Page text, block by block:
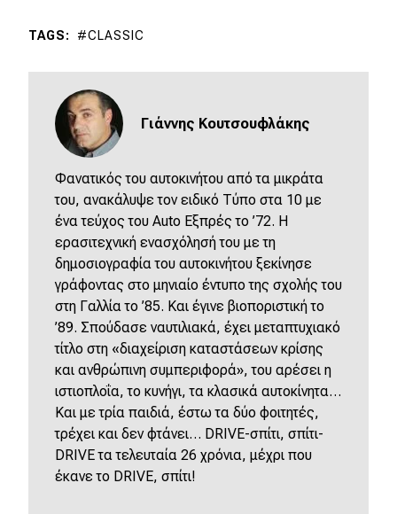
TAGS CLASSIC
Γιάννης Κουτσουφλάκης
Φανατικός του αυτοκινήτου από τα μικράτα
του, ανακάλυψε τον ειδικό Τύπο στα 10 με
ένα τεύχος του Αuto Εξπρές το ’72. Η
ερασιτεχνική ενασχόλησή του με τη
δημοσιογραφία του αυτοκινήτου ξεκίνησε
γράφοντας στο μηνιαίο έντυπο της σχολής του
στη Γαλλία το ’85. Και έγινε βιοποριστική το
’89. Σπούδασε ναυτιλιακά, έχει μεταπτυχιακό
τίτλο στη «διαχείριση καταστάσεων κρίσης
και ανθρώπινη συμπεριφορά», του αρέσει η
ιστιοπλοΐα, το κυνήγι, τα κλασικά αυτοκίνητα…
Kαι με τρία παιδιά, έστω τα δύο φοιτητές,
τρέχει και δεν φτάνει… DRIVE-σπίτι, σπίτι-
DRIVE τα τελευταία 26 χρόνια, μέχρι που
έκανε το DRIVE, σπίτι!